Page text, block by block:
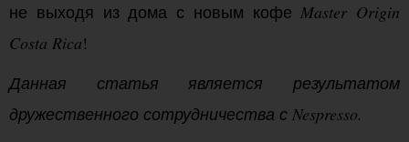
не выходя из дома с новым кофеMaster Origin
Costa Rica!
Данная статья является результатом
дружественного сотрудничества с Nespresso.